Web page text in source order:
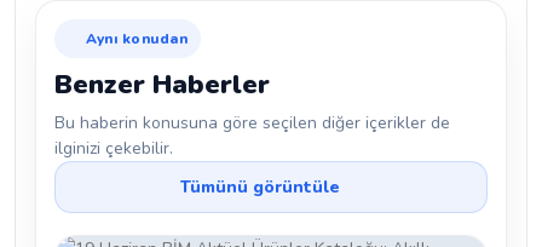
Aynı konudan
Benzer Haberler
Bu haberin konusuna göre seçilen diğer içerikler de
ilginizi çekebilir.
Tümünü görüntüle